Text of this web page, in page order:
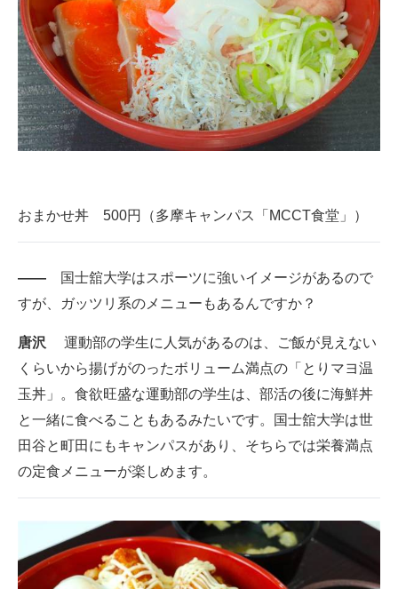
おまかせ丼 500円（多摩キャンパス「MCCT食堂」）
―― 国士舘大学はスポーツに強いイメージがあるので
すが、ガッツリ系のメニューもあるんですか？
唐沢 運動部の学生に人気があるのは、ご飯が見えない
くらいから揚げがのったボリューム満点の「とりマヨ温
玉丼」。食欲旺盛な運動部の学生は、部活の後に海鮮丼
と一緒に食べることもあるみたいです。国士舘大学は世
田谷と町田にもキャンパスがあり、そちらでは栄養満点
の定食メニューが楽しめます。